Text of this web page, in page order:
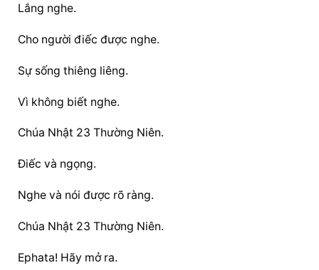
Lắng nghe.
Cho người điếc được nghe.
Sự sống thiêng liêng.
Vì không biết nghe.
Chúa Nhật 23 Thường Niên.
Điếc và ngọng.
Nghe và nói được rõ ràng.
Chúa Nhật 23 Thường Niên.
Ephata! Hãy mở ra.